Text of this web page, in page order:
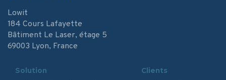
Lowit
184 Cours Lafayette
Bâtiment Le Laser, étage 5
69003 Lyon, France
Solution Clients